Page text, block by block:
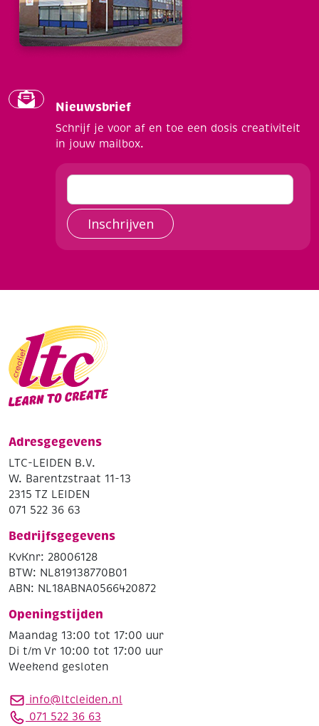
Nieuwsbrief
Schrijf je voor af en toe een dosis creativiteit
in jouw mailbox.
Inschrijven
Adresgegevens
LTC-LEIDEN B.V.
W. Barentzstraat 11-13
2315 TZ LEIDEN
071 522 36 63
Bedrijfsgegevens
KvKnr: 28006128
BTW: NL819138770B01
ABN: NL18ABNA0566420872
Openingstijden
Maandag 13:00 tot 17:00 uur
Di t/m Vr 10:00 tot 17:00 uur
Weekend gesloten
info@ltcleiden.nl
071 522 36 63